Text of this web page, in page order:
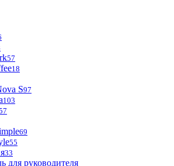
57
18
S97
103
69
55
33
для руководителя